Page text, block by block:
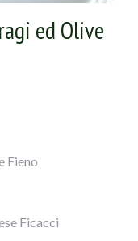
ed Olive
Fieno
Ficacci